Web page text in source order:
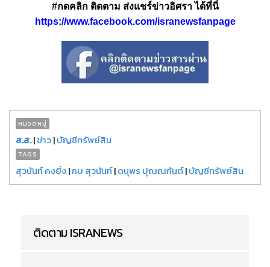
#กดคลิก ติดตาม ส่งแชร์ข่าวอิศรา ได้ที่นี่
https://www.facebook.com/isranewsfanpage
หมวดหมู่
ส.ส.|ข่าว|บัญชีทรัพย์สิน
TAGS
สุวนันท์ คงยิ่ง|กบ สุวนันท์|ดนุพร ปุณณกันต์|บัญชีทรัพย์สิน
ติดตาม ISRANEWS